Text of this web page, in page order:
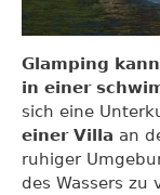
Glamping
in einer
sich eine
einer Villa an
ruhiger
des Wassers zu